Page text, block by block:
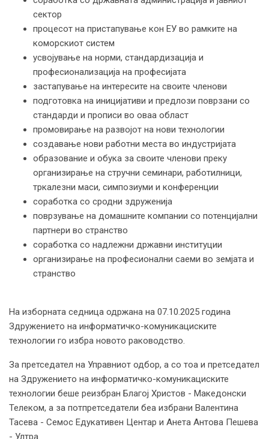
сектор
процесот на пристапување кон ЕУ во рамките на
коморскиот систем
усвојување на норми, стандардизација и
професионализација на професијата
застапување на интересите на своите членови
подготовка на иницијативи и предлози поврзани со
стандарди и прописи во оваа област
промовирање на развојот на нови технологии
создавање нови работни места во индустријата
образование и обука за своите членови преку
организирање на стручни семинари, работилници,
тркалезни маси, симпозиуми и конференции
соработка со сродни здруженија
поврзување на домашните компании со потенцијални
партнери во странство
соработка со надлежни државни институции
организирање на професионални саеми во земјата и
странство
На изборната седница одржана на 07.10.2025 година
Здружението на информатичко-комуникациските
технологии го избра новото раководство.
За претседател на Управниот одбор, а со тоа и претседател
на Здружението на информатичко-комуникациските
технологии беше реизбран Благој Христов - Македонски
Телеком, а за потпретседатели беа избрани Валентина
Тасева - Семос Едукативен Центар и Анета Антова Пешева
- Ултра.